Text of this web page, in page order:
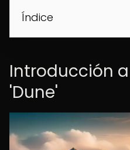
Índice
Introducción
'Dune'